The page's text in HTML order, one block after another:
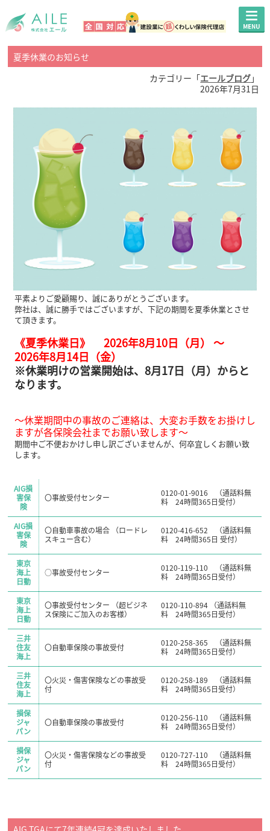
夏季休業のお知らせ
カテゴリー「エールブログ」
2026年7月31日
平素よりご愛顧賜り、誠にありがとうございます。
弊社は、誠に勝手ではございますが、下記の期間を夏季休業とさせ
て頂きます。
《夏季休業日》 2026年8月10日（月） ～
2026年8月14日（金）
※休業明けの営業開始は、8月17日（月）からと
なります。
～休業期間中の事故のご連絡は、大変お手数をお掛けし
ますが各保険会社までお願い致します～
期間中ご不便おかけし申し訳ございませんが、何卒宜しくお願い致
します。
AIG損
害保
険
〇事故受付センター
0120-01-9016 （通話料無
料 24時間365日受付）
AIG損
害保
険
〇自動車事故の場合 （ロードレ
スキュー含む）
0120-416-652 （通話料無
料 24時間365日 受付）
東京
海上
日動
○事故受付センター
0120-119-110 （通話料無
料 24時間365日受付）
東京
海上
日動
〇事故受付センター （超ビジネ
ス保険にご加入のお客様）
0120-110-894 （通話料無
料 24時間365日受付）
三井
住友
海上
〇自動車保険の事故受付
0120-258-365 （通話料無
料 24時間365日受付）
三井
住友
海上
〇火災・傷害保険などの事故受
付
0120-258-189 （通話料無
料 24時間365日受付）
損保
ジャ
パン
〇自動車保険の事故受付
0120-256-110 （通話料無
料 24時間365日受付）
損保
ジャ
パン
〇火災・傷害保険などの事故受
付
0120-727-110 （通話料無
料 24時間365日受付）